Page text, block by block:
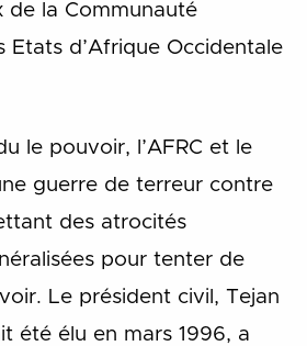
de la Communauté
Etats d’Afrique Occidentale
le pouvoir, l’AFRC et le
guerre de terreur contre
des atrocités
pour tenter de
Le président civil, Tejan
été élu en mars 1996, a